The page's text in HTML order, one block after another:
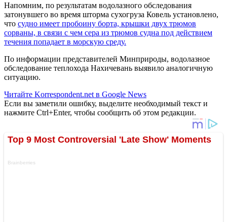
Напомним, по результатам водолазного обследования
затонувшего во время шторма сухогруза Ковель установлено,
что судно имеет пробоину борта, крышки двух трюмов
сорваны, в связи с чем сера из трюмов судна под действием
течения попадает в морскую среду.
По информации представителей Минприроды, водолазное
обследование теплохода Нахичевань выявило аналогичную
ситуацию.
Читайте Korrespondent.net в Google News
Если вы заметили ошибку, выделите необходимый текст и
нажмите Ctrl+Enter, чтобы сообщить об этом редакции.